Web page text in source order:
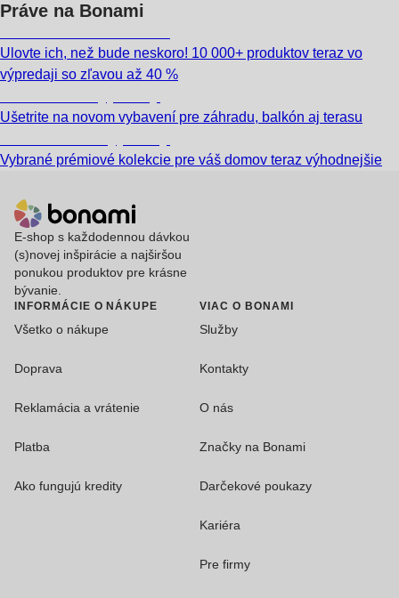
Práve na Bonami
Ulovte ich, než bude neskoro! 10 000+ produktov teraz vo
výpredaji so zľavou až 40 %
Ušetrite na novom vybavení pre záhradu, balkón aj terasu
Vybrané prémiové kolekcie pre váš domov teraz výhodnejšie
E-shop s každodennou dávkou
(s)novej inšpirácie a najširšou
ponukou produktov pre krásne
bývanie.
INFORMÁCIE O NÁKUPE
Všetko o nákupe
Doprava
Reklamácia a vrátenie
Platba
Ako fungujú kredity
VIAC O BONAMI
Služby
Kontakty
O nás
Značky na Bonami
Darčekové poukazy
Kariéra
Pre firmy